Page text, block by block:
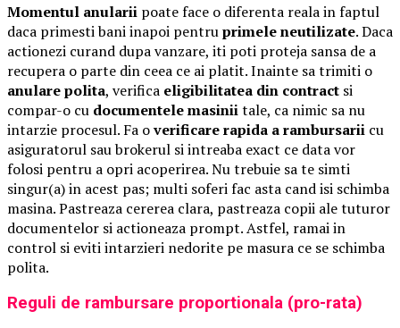
Momentul anularii poate face o diferenta reala in faptul
daca primesti bani inapoi pentruprimele neutilizate. Daca
actionezi curand dupa vanzare, iti poti proteja sansa de a
recupera o parte din ceea ce ai platit. Inainte sa trimiti o
anulare polita, verifica eligibilitatea din contract si
compar-o cu documentele masiniitale, ca nimic sa nu
intarzie procesul. Fa overificare rapida a rambursarii cu
asiguratorul sau brokerul si intreaba exact ce data vor
folosi pentru a opri acoperirea. Nu trebuie sa te simti
singur(a) in acest pas; multi soferi fac asta cand isi schimba
masina. Pastreaza cererea clara, pastreaza copii ale tuturor
documentelor si actioneaza prompt. Astfel, ramai in
control si eviti intarzieri nedorite pe masura ce se schimba
polita.
Reguli de rambursare proportionala (pro-rata)